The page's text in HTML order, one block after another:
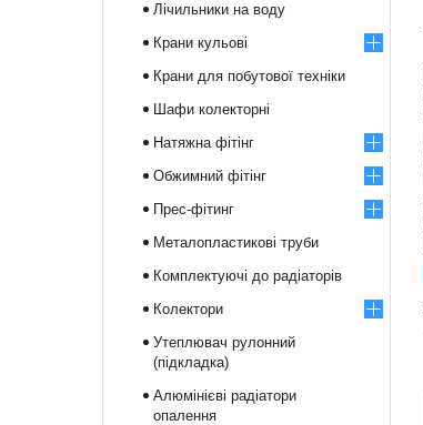
Лічильники на воду
Крани кульові
Крани для побутової техніки
Шафи колекторні
Натяжна фітінг
Обжимний фітінг
Прес-фітинг
Металопластикові труби
Комплектуючі до радіаторів
Колектори
Утеплювач рулонний
(підкладка)
Алюмінієві радіатори
опалення